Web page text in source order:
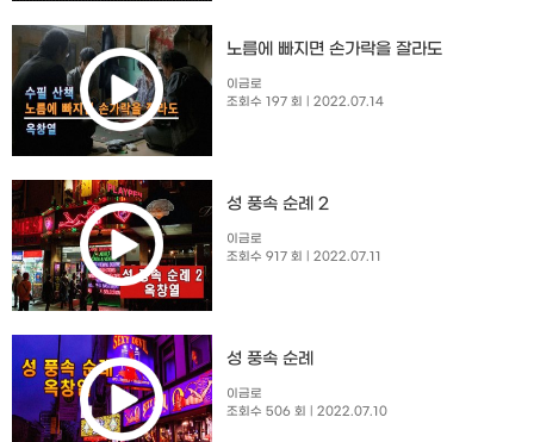
노름에 빠지면 손가락을 잘라도
이금로
조회수 197 회
| 2022.07.14
성 풍속 순례 2
이금로
조회수 917 회
| 2022.07.11
성 풍속 순례
이금로
조회수 506 회
| 2022.07.10